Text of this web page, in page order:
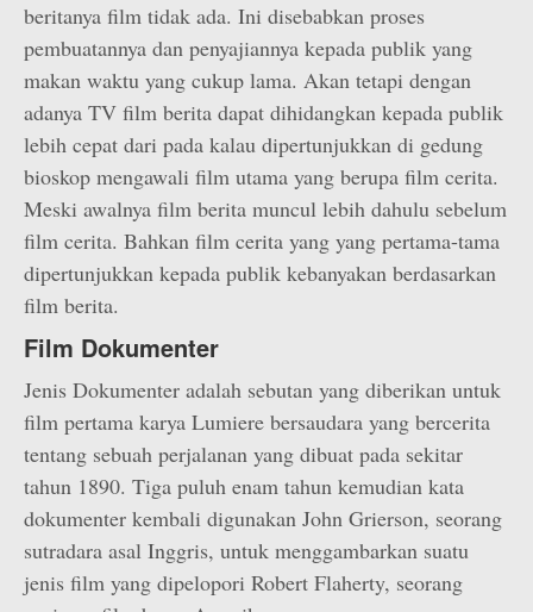
beritanya film tidak ada. Ini disebabkan proses
pembuatannya dan penyajiannya kepada publik yang
makan waktu yang cukup lama. Akan tetapi dengan
adanya TV film berita dapat dihidangkan kepada publik
lebih cepat dari pada kalau dipertunjukkan di gedung
bioskop mengawali film utama yang berupa film cerita.
Meski awalnya film berita muncul lebih dahulu sebelum
film cerita. Bahkan film cerita yang yang pertama-tama
dipertunjukkan kepada publik kebanyakan berdasarkan
film berita.
Film Dokumenter
Jenis Dokumenter adalah sebutan yang diberikan untuk
film pertama karya Lumiere bersaudara yang bercerita
tentang sebuah perjalanan yang dibuat pada sekitar
tahun 1890. Tiga puluh enam tahun kemudian kata
dokumenter kembali digunakan John Grierson, seorang
sutradara asal Inggris, untuk menggambarkan suatu
jenis film yang dipelopori Robert Flaherty, seorang